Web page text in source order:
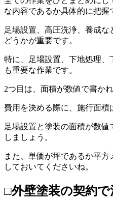
な内容であるか具体的に把握
足場設置、高圧洗浄、養成
どうかが重要です。
特に、足場設置、下地処理、
も重要な作業です。
2つ目は、面積が数値で書か
費用を決める際に、施行面積
足場設置と塗装の面積が数
しましょう。
また、単価が坪であるか平
しておいてくださいね。
□外壁塗装の契約